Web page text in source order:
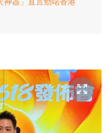
神器」直言勁啱香港